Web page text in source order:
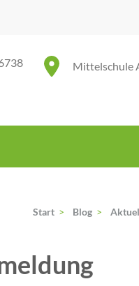
Mittelschule
Start > Blog >